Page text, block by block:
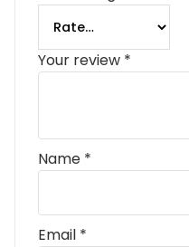
Your review *
Name *
Email *